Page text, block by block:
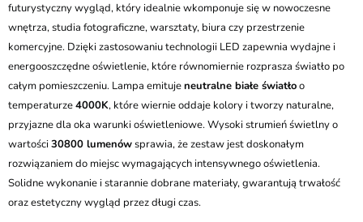
futurystyczny wygląd, który idealnie wkomponuje się w nowoczesne
wnętrza, studia fotograficzne, warsztaty, biura czy przestrzenie
komercyjne. Dzięki zastosowaniu technologii LED zapewnia wydajne i
energooszczędne oświetlenie, które równomiernie rozprasza światło po
całym pomieszczeniu. Lampa emitujeneutralne białe światłoo
temperaturze4000K, które wiernie oddaje kolory i tworzy naturalne,
przyjazne dla oka warunki oświetleniowe. Wysoki strumień świetlny o
wartości30800 lumenówsprawia, że zestaw jest doskonałym
rozwiązaniem do miejsc wymagających intensywnego oświetlenia.
Solidne wykonanie i starannie dobrane materiały, gwarantują trwałość
oraz estetyczny wygląd przez długi czas.